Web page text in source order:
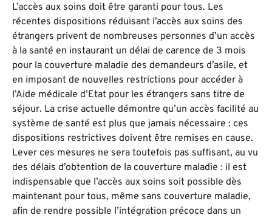
L’accès aux soins doit être garanti pour tous. Les
récentes dispositions réduisant l’accès aux soins des
étrangers privent de nombreuses personnes d’un accès
à la santé en instaurant un délai de carence de 3 mois
pour la couverture maladie des demandeurs d’asile, et
en imposant de nouvelles restrictions pour accéder à
l’Aide médicale d’Etat pour les étrangers sans titre de
séjour. La crise actuelle démontre qu’un accès facilité au
système de santé est plus que jamais nécessaire : ces
dispositions restrictives doivent être remises en cause.
Lever ces mesures ne sera toutefois pas suffisant, au vu
des délais d’obtention de la couverture maladie : il est
indispensable que l’accès aux soins soit possible dès
maintenant pour tous, même sans couverture maladie,
afin de rendre possible l’intégration précoce dans un